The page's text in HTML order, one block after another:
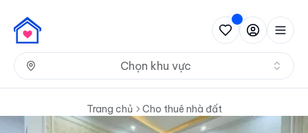
Chọn khu vực
Trang chủ Cho thuê nhà đất